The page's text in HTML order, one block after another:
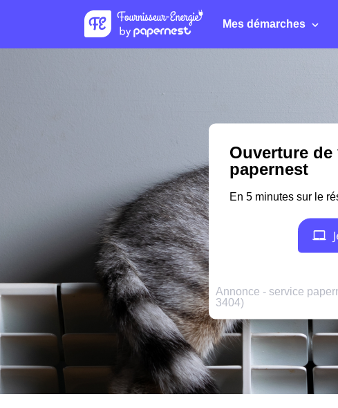
Mes démarches